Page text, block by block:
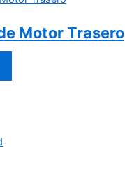
Motor Trasero